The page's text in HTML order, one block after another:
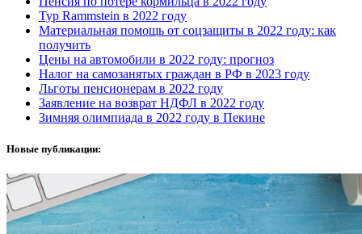
Тур Rammstein в 2022 году
Материальная помощь от соцзащиты в 2022 году: как
получить
Цены на автомобили в 2022 году: прогноз
Налог на самозанятых граждан в РФ в 2023 году
Льготы пенсионерам в 2022 году
Заявление на возврат НДФЛ в 2022 году
Зимняя олимпиада в 2022 году в Пекине
Новые публикации: